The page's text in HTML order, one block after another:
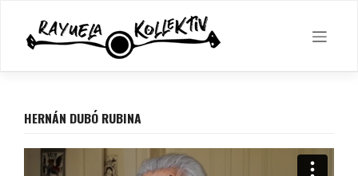
content
HERNÁN DUBÓ RUBINA